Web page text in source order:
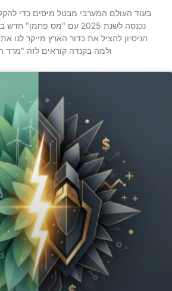
בעוד העולם המערבי מבטל מיסים כדי
נכנסה לשנת 2025 עם "מס
הניסיון להציל את כדור הארץ מייקר לנו
ולמה בקנדה קוראים לזה "מרד